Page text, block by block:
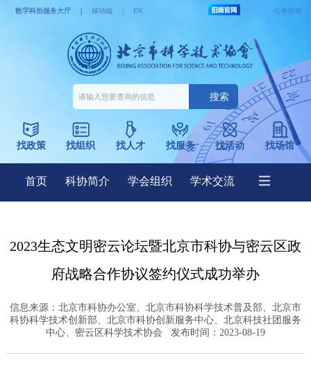
2023生态文明密云论坛暨北京市科协与密云区政
府战略合作协议签约仪式成功举办
信息来源： 北京市科协办公室、北京市科协科学技术普及部、北京市
科协科学技术创新部、北京市科协创新服务中心、北京科技社团服务
中心、密云区科学技术协会 发布时间：2023-08-19